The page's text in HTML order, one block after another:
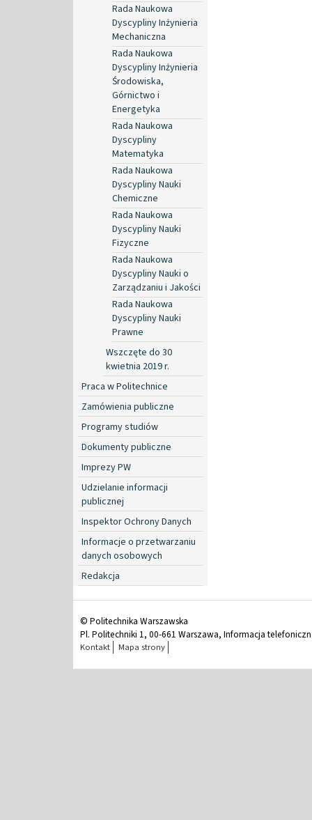
Rada Naukowa
Dyscypliny Inżynieria
Mechaniczna
Rada Naukowa
Dyscypliny Inżynieria
Środowiska,
Górnictwo i
Energetyka
Rada Naukowa
Dyscypliny
Matematyka
Rada Naukowa
Dyscypliny Nauki
Chemiczne
Rada Naukowa
Dyscypliny Nauki
Fizyczne
Rada Naukowa
Dyscypliny Nauki o
Zarządzaniu i Jakości
Rada Naukowa
Dyscypliny Nauki
Prawne
Wszczęte do 30
kwietnia 2019 r.
Praca w Politechnice
Zamówienia publiczne
Programy studiów
Dokumenty publiczne
Imprezy PW
Udzielanie informacji
publicznej
Inspektor Ochrony Danych
Informacje o przetwarzaniu
danych osobowych
Redakcja
© Politechnika Warszawska
Pl. Politechniki 1, 00-661 Warszawa, Informacja
Kontakt Mapa strony